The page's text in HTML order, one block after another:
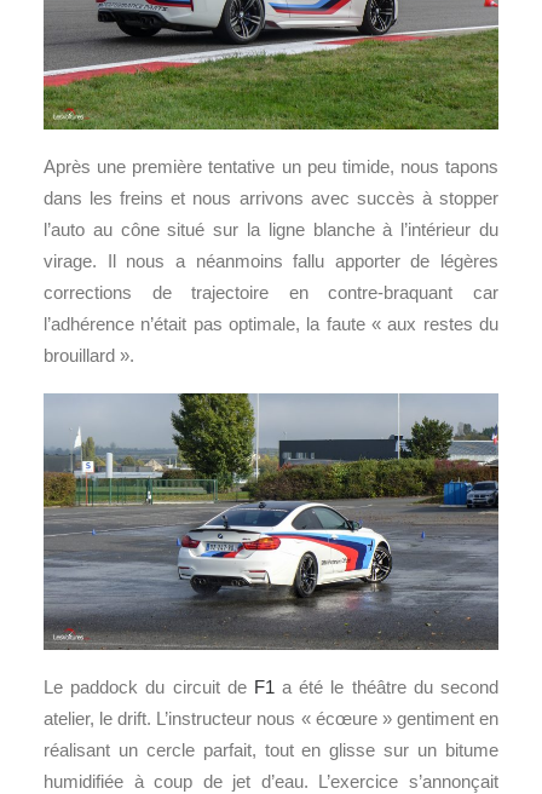
Après une première tentative un peu timide, nous tapons
dans les freins et nous arrivons avec succès à stopper
l’auto au cône situé sur la ligne blanche à l’intérieur du
virage. Il nous a néanmoins fallu apporter de légères
corrections de trajectoire en contre-braquant car
l’adhérence n’était pas optimale, la faute « aux restes du
brouillard ».
Le paddock du circuit de F1 a été le théâtre du second
atelier, le drift. L’instructeur nous « écœure » gentiment en
réalisant un cercle parfait, tout en glisse sur un bitume
humidifiée à coup de jet d’eau. L’exercice s’annonçait